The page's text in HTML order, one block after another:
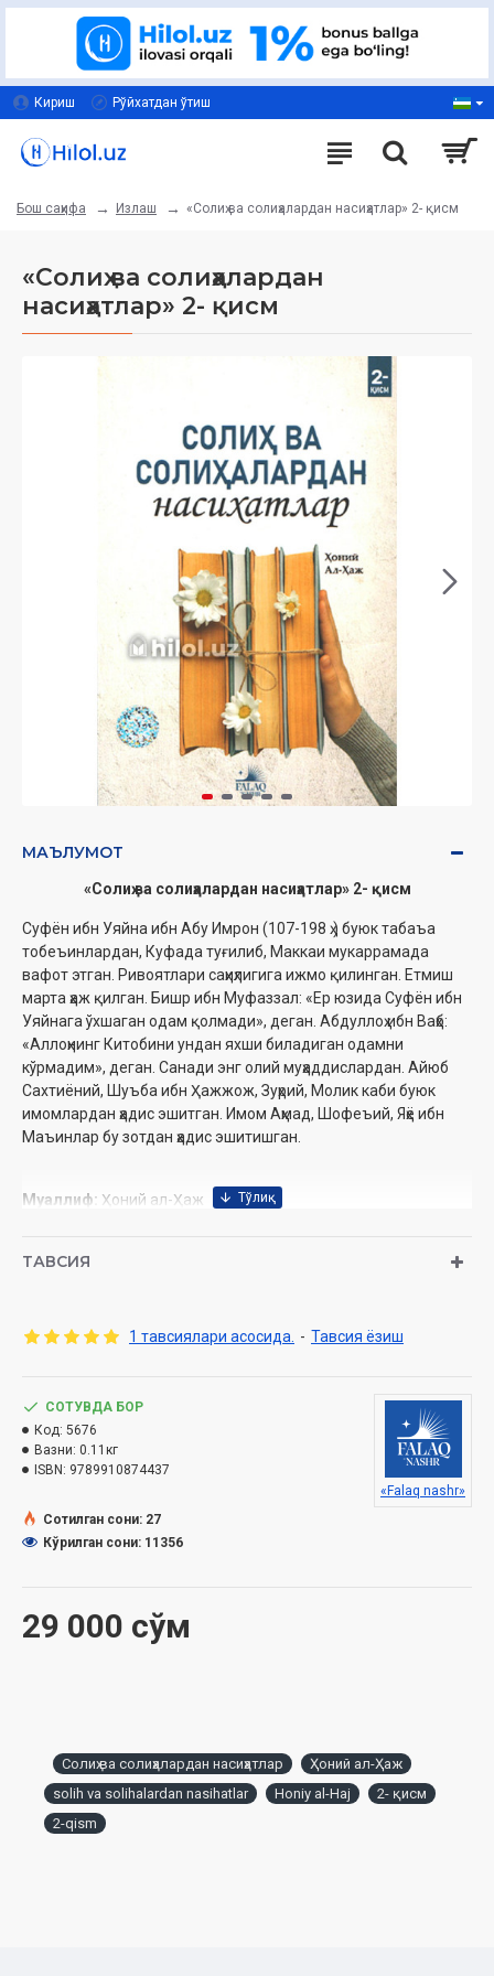
Кириш Рўйхатдан ўтиш
Бош саҳифа Излаш «Солиҳ ва солиҳалардан насиҳатлар» 2- қисм
«Солиҳ ва солиҳалардан
насиҳатлар» 2- қисм
МАЪЛУМОТ
«Солиҳ ва солиҳалардан насиҳатлар» 2- қисм
Суфён ибн Уяйна ибн Абу Имрон (107-198 ҳ.) буюк табаъа
тобеъинлардан, Куфада туғилиб, Маккаи мукаррамада
вафот этган. Ривоятлари саҳиҳлигига ижмо қилинган. Етмиш
марта ҳаж қилган. Бишр ибн Муфаззал: «Ер юзида Суфён ибн
Уяйнага ўхшаган одам қолмади», деган. Абдуллоҳ ибн Ваҳб:
«Аллоҳнинг Китобини ундан яхши биладиган одамни
кўрмадим», деган. Санади энг олий муҳаддислардан. Айюб
Сахтиёний, Шуъба ибн Ҳажжож, Зуҳрий, Молик каби буюк
имомлардан ҳадис эшитган. Имом Аҳмад, Шофеъий, Яҳё ибн
Маъинлар бу зотдан ҳадис эшитишган.
Муаллиф: Ҳоний ал-Ҳаж
Сана:2025 йил
Ўлчами:60×90 1/16
Ўзбекистон Республикаси Дин ишлари бўйича
қўмитасининг 2025 йил 4 февралдаги №03-07/703-сонли
хулосаси асосида нашрга тайёрланди.
МУНДАРИЖА
Суфён ибн Уяйна раҳимаҳуллоҳнинг насиҳатлари
Ўзингни, оилангни ташлаб қўйиш зоҳидлик эмас
Илм тавозегa ундайди
ТАВСИЯ
1 тавсиялари асосида. - Тавсия ёзиш
29 000 сўм
СОТУВДА БОР
Код: 5676
Вазни: 0.11кг
ISBN: 9789910874437
«Falaq nashr»
Сотилган сони: 27
Кўрилган сони: 11356
Солиҳ ва солиҳалардан насиҳатлар
Ҳоний ал-Ҳаж
solih va solihalardan nasihatlar
Honiy al-Haj
2- қисм
2-qism